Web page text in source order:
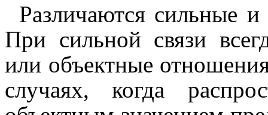
Различаются сильные
При сильной связи
или объектные
случаях, когда